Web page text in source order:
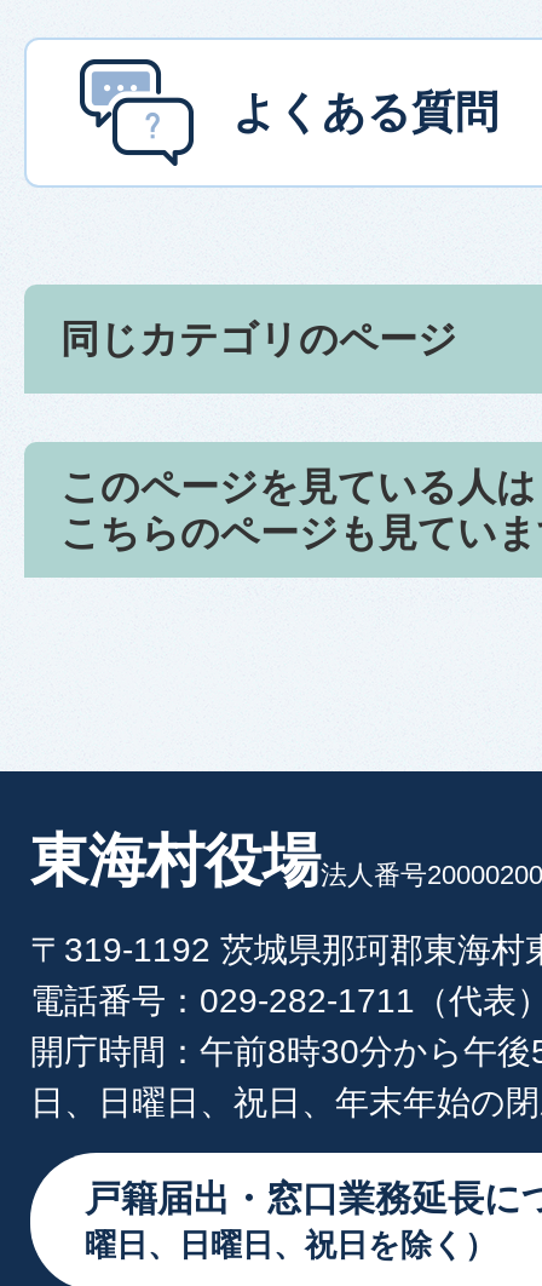
よくある質問
同じカテゴリのページ
このページを見ている人は
こちらのページも見てい
東海村役場法人番号
〒319-1192 茨城県那珂郡東海村
電話番号：029-282-1711（代表
開庁時間：午前8時30分から午
日、日曜日、祝日、年末年始の
戸籍届出・窓口業務延長に
曜日、日曜日、祝日を除く）